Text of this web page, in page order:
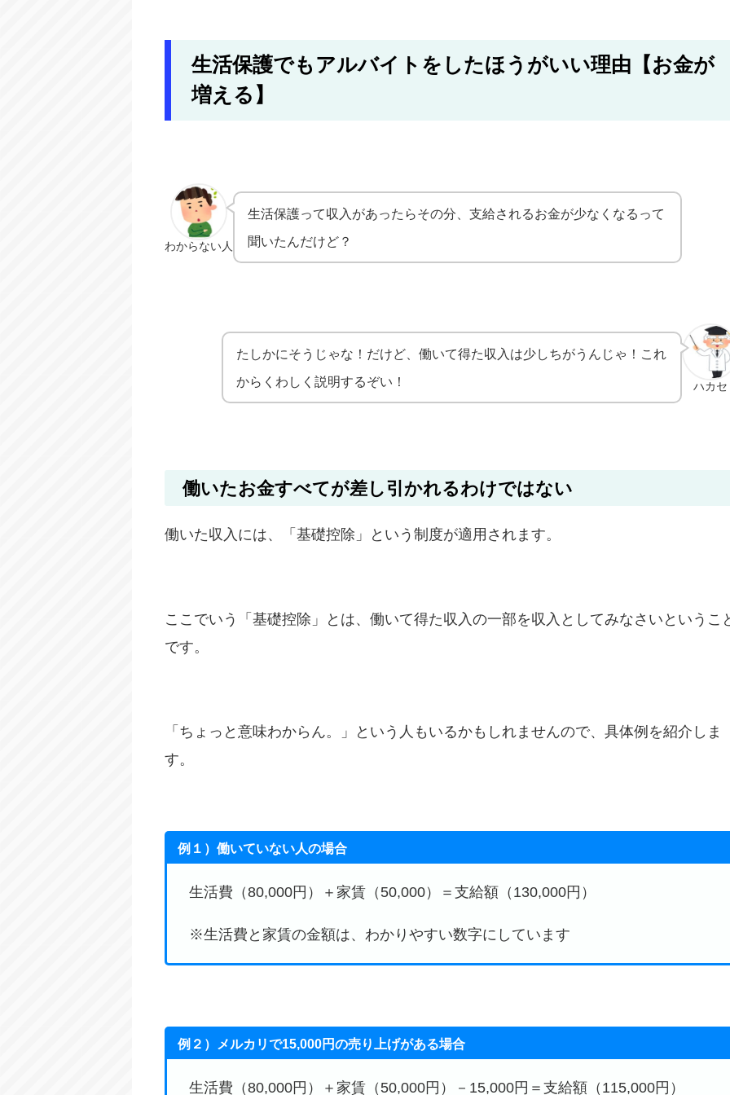
生活保護でもアルバイトをしたほうがいい理由【お金が
増える】
わからない人
生活保護って収入があったらその分、支給されるお金が少なくなるって
聞いたんだけど？
ハカセ
たしかにそうじゃな！だけど、働いて得た収入は少しちがうんじゃ！これ
からくわしく説明するぞい！
働いたお金すべてが差し引かれるわけではない
働いた収入には、「基礎控除」という制度が適用されます。
ここでいう「基礎控除」とは、働いて得た収入の一部を収入としてみなさいというこ
です。
「ちょっと意味わからん。」という人もいるかもしれませんので、具体例を紹介しま
す。
例１）働いていない人の場合
生活費（80,000円）＋家賃（50,000）＝支給額（130,000円）
※生活費と家賃の金額は、わかりやすい数字にしています
例２）メルカリで15,000円の売り上げがある場合
生活費（80,000円）＋家賃（50,000円）－15,000円＝支給額（115,000円）